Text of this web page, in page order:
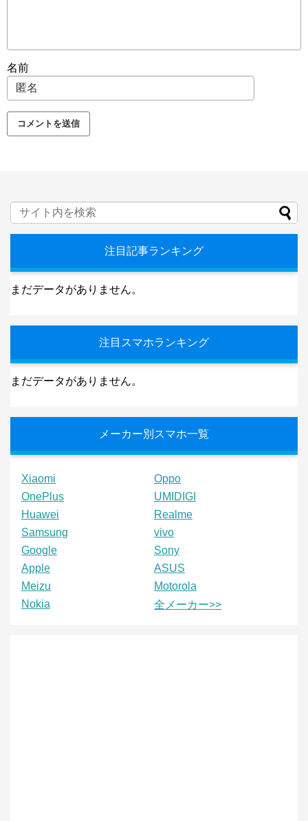
名前
注目記事ランキング
まだデータがありません。
注目スマホランキング
まだデータがありません。
メーカー別スマホ一覧
Xiaomi
Oppo
OnePlus
UMIDIGI
Huawei
Realme
Samsung
vivo
Google
Sony
Apple
ASUS
Meizu
Motorola
Nokia
全メーカー>>